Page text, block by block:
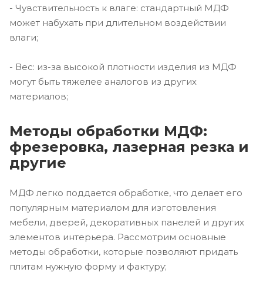
- Чувствительность к влаге: стандартный МДФ
может набухать при длительном воздействии
влаги;
- Вес: из-за высокой плотности изделия из МДФ
могут быть тяжелее аналогов из других
материалов;
Методы обработки МДФ:
фрезеровка, лазерная резка и
другие
МДФ легко поддается обработке, что делает его
популярным материалом для изготовления
мебели, дверей, декоративных панелей и других
элементов интерьера. Рассмотрим основные
методы обработки, которые позволяют придать
плитам нужную форму и фактуру;